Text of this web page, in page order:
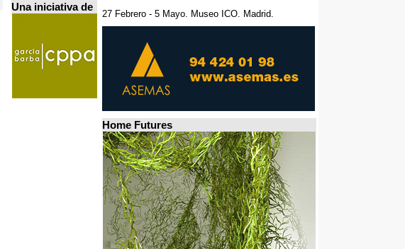
Una iniciativa de
27 Febrero - 5 Mayo. Museo ICO. Madrid.
Home Futures